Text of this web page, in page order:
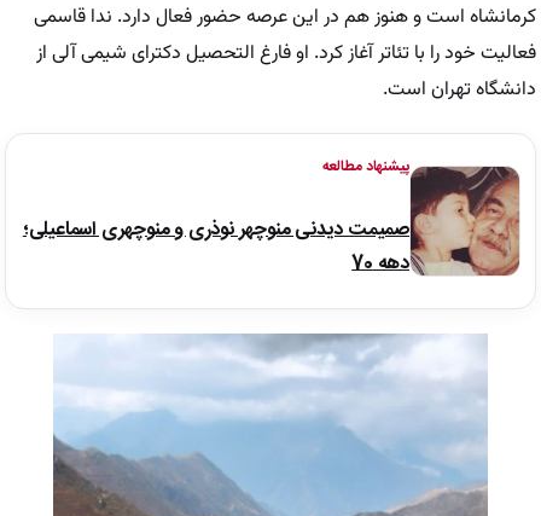
کرمانشاه است و هنوز هم در این عرصه حضور فعال دارد. ندا قاسمی
فعالیت خود را با تئاتر آغاز کرد. او فارغ التحصیل دکترای شیمی آلی از
دانشگاه تهران است.
پیشنهاد مطالعه
صمیمت دیدنی منوچهر نوذری و منوچهری اسماعیلی؛
دهه 70